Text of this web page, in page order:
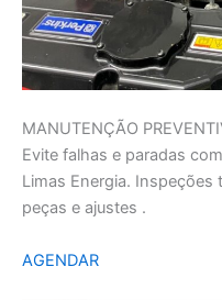
MANUTENÇÃO
Evite falhas e paradas
Limas Energia. Inspeções
peças e ajustes .
AGENDAR